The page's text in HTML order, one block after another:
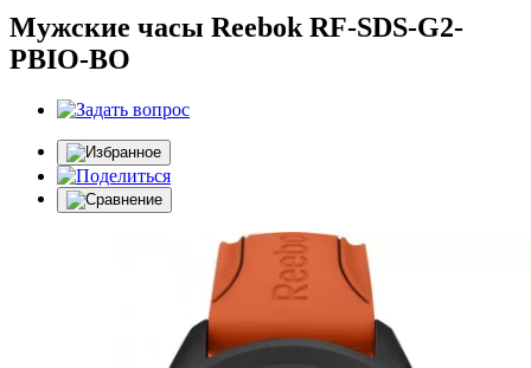
Мужские часы Reebok RF-SDS-G2-
PBIO-BO